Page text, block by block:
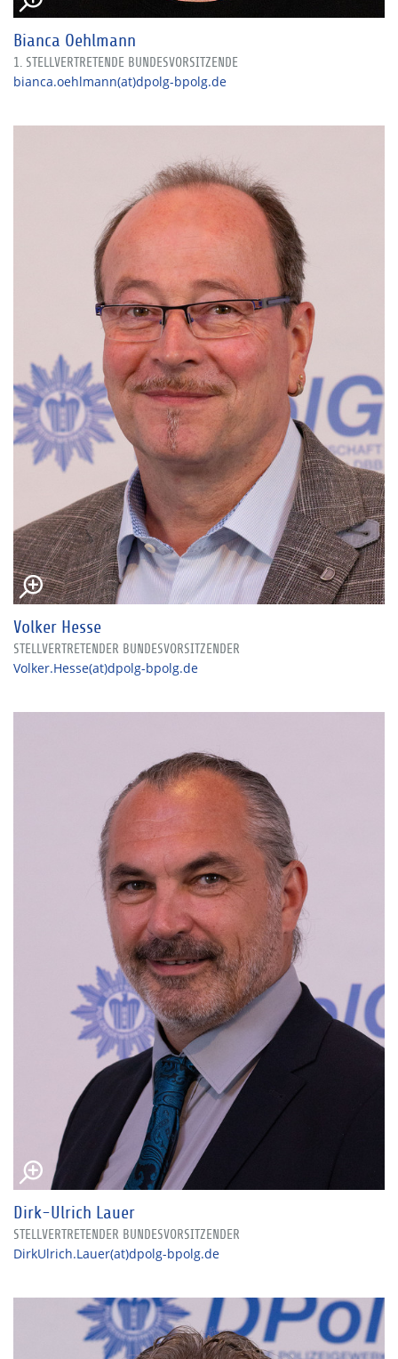
Bianca Oehlmann
1. STELLVERTRETENDE BUNDESVORSITZENDE
bianca.oehlmann(at)dpolg-bpolg.de
Volker Hesse
STELLVERTRETENDER BUNDESVORSITZENDER
Volker.Hesse(at)dpolg-bpolg.de
Dirk-Ulrich Lauer
STELLVERTRETENDER BUNDESVORSITZENDER
DirkUlrich.Lauer(at)dpolg-bpolg.de